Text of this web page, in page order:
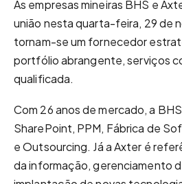
As empresas mineiras BHS e
união nesta quarta-feira, 29 de
tornam-se um fornecedor
portfólio abrangente, serviços
qualificada.
Com 26 anos de mercado, a
SharePoint, PPM, Fábrica de
e Outsourcing. Já a Axter é
da informação, gerenciamento